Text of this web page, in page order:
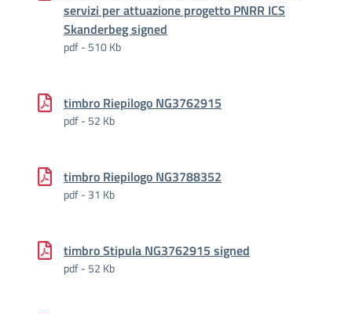
servizi per attuazione progetto PNRR ICS
Skanderbeg signed
pdf - 510 Kb
timbro Riepilogo NG3762915
pdf - 52 Kb
timbro Riepilogo NG3788352
pdf - 31 Kb
timbro Stipula NG3762915 signed
pdf - 52 Kb